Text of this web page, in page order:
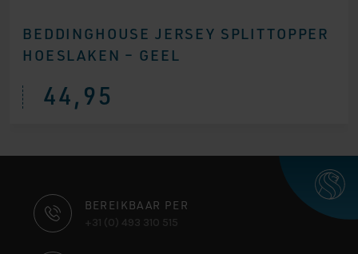
BEDDINGHOUSE JERSEY SPLITTOPPER
HOESLAKEN – GEEL
44,95
CONTACT
INFORMATIE
BEREIKBAAR PER
+31 (0) 493 310 515